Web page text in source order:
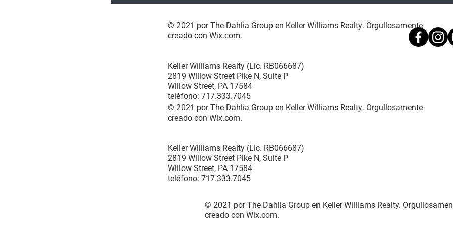
© 2021 por The Dahlia Group en Keller Williams Realty. Orgullosamente
creado con Wix.com.
Keller Williams Realty (Lic. RB066687)
2819 Willow Street Pike N, Suite P
Willow Street, PA 17584
teléfono: 717.333.7045
© 2021 por The Dahlia Group en Keller Williams Realty. Orgullosamente
creado con Wix.com.
Keller Williams Realty (Lic. RB066687)
2819 Willow Street Pike N, Suite P
Willow Street, PA 17584
teléfono: 717.333.7045
© 2021 por The Dahlia Group en Keller Williams Realty.
creado con Wix.com.